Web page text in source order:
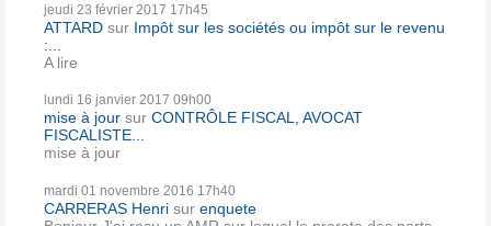
jeudi 23 février 2017 17h45
ATTARD sur Impôt sur les sociétés ou impôt sur le revenu
:...
A lire
lundi 16 janvier 2017 09h00
mise à jour sur CONTRÔLE FISCAL, AVOCAT
FISCALISTE...
mise à jour
mardi 01 novembre 2016 17h40
CARRERAS Henri sur enquete